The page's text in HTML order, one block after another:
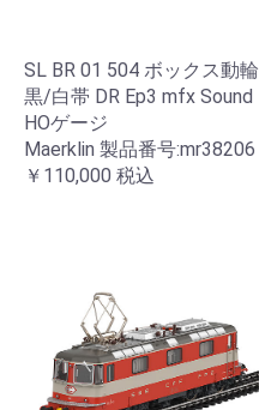
SL BR 01 504 ボックス動輪
黒/白帯 DR Ep3 mfx Sound
HOゲージ
Maerklin 製品番号:mr38206
￥110,000 税込